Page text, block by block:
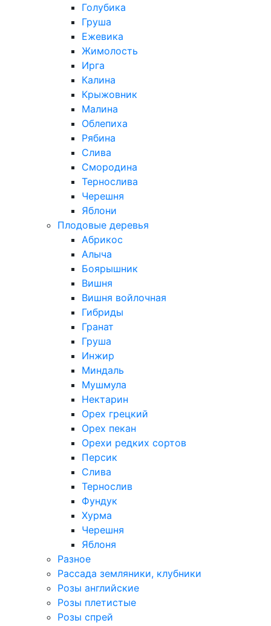
Голубика
Груша
Ежевика
Жимолость
Ирга
Калина
Крыжовник
Малина
Облепиха
Рябина
Слива
Смородина
Тернослива
Черешня
Яблони
Плодовые деревья
Абрикос
Алыча
Боярышник
Вишня
Вишня войлочная
Гибриды
Гранат
Груша
Инжир
Миндаль
Мушмула
Нектарин
Орех грецкий
Орех пекан
Орехи редких сортов
Персик
Слива
Тернослив
Фундук
Хурма
Черешня
Яблоня
Разное
Рассада земляники, клубники
Розы английские
Розы плетистые
Розы спрей